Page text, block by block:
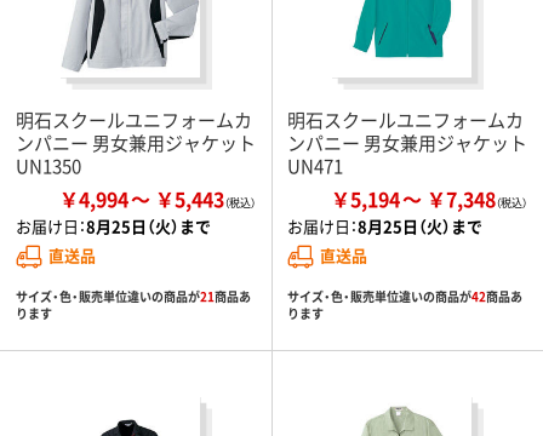
明石スクールユニフォームカ
ンパニー 男女兼用ジャケット
UN1350
￥4,994 ￥5,443
お届け日：8月25日（火）まで
直送品
サイズ・色・販売単位違いの商品が21商品あ
ります
明石スクールユニフォームカ
ンパニー 男女兼用ジャケット
UN471
￥5,194 ￥7,348
お届け日：8月25日（火）まで
直送品
サイズ・色・販売単位違いの商品が42商品あ
ります